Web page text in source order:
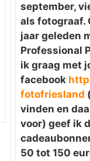
september,
als fotograaf.
jaar geleden
Professional
ik graag met
facebook
fotofriesland
vinden en
voor) geef ik
50 tot 150